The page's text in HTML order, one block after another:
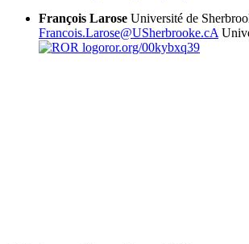
François Larose Université de
Francois.Larose@USherbrooke.cA
ror.org/00kybxq39